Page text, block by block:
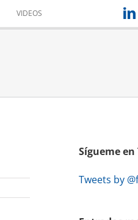
VIDEOS
Sígueme
Tweets by